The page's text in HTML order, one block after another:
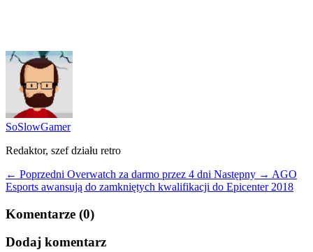
SoSlowGamer
Redaktor, szef działu retro
← Poprzedni Overwatch za darmo przez 4 dni Następny → AGO
Esports awansują do zamkniętych kwalifikacji do Epicenter 2018
Komentarze (0)
Dodaj komentarz